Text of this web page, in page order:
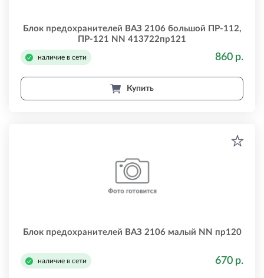
Блок предохранителей ВАЗ 2106 большой ПР-112,
ПР-121 NN 413722пр121
наличие в сети 860 р.
Купить
Блок предохранителей ВАЗ 2106 малый NN пр120
наличие в сети 670 р.